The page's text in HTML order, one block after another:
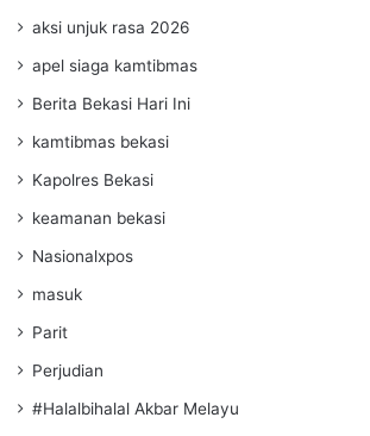
aksi unjuk rasa 2026
apel siaga kamtibmas
Berita Bekasi Hari Ini
kamtibmas bekasi
Kapolres Bekasi
keamanan bekasi
Nasionalxpos
masuk
Parit
Perjudian
#Halalbihalal Akbar Melayu